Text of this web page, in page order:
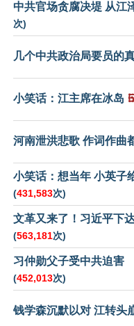
中共官场贪腐决堤 从江
次)
几个中共政治局要员的
小笑话：江主席在冰岛
河南泄洪悲歌 作词作曲
小笑话：想当年 小英子
(431,583次)
文革又来了！习近平下
(563,181次)
习仲勋父子受中共迫害
(452,013次)
钱学森沉默以对 江转头